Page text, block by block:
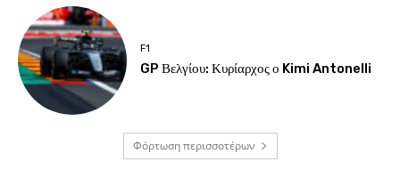
F1
GP Βελγίου: Κυρίαρχος ο Kimi Antonelli
Φόρτωση περισσοτέρων